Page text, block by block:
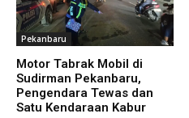
Pekanbaru
Motor Tabrak Mobil di
Sudirman Pekanbaru,
Pengendara Tewas dan
Satu Kendaraan Kabur